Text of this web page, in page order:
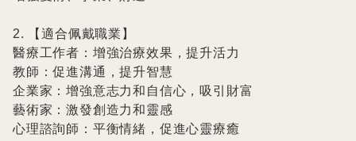
2. 【適合佩戴職業】
醫療工作者：增強治療效果，提升活力
教師：促進溝通，提升智慧
企業家：增強意志力和自信心，吸引財富
藝術家：激發創造力和靈感
心理諮詢師：平衡情緒，促進心靈療癒